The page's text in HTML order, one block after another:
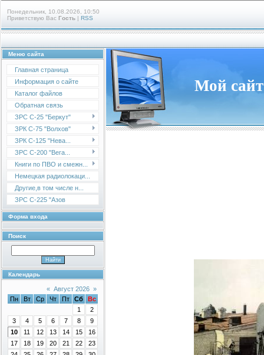
Понедельник, 10.08.2026, 10:50
Приветствую Вас Гость | RSS
Меню сайта
Главная страница
Информация о сайте
Каталог файлов
Обратная связь
ЗРС С-25 "Беркут"
ЗРК С-75 "Волхов"
ЗРК С-125 "Нева...
ЗРС С-200 "Вега...
Книги по ПВО и смежн...
Немецкая радиолокаци...
Другие,в том числе н...
ЗРС С-225 "Азов
Форма входа
Поиск
Календарь
« Август 2026 »
Пн
Вт Ср Чт Пт Сб
Вс
1
2
3
4 5 6 7 8
9
10
11 12 13 14 15
16
17
18 19 20 21 22
23
Мой сайт